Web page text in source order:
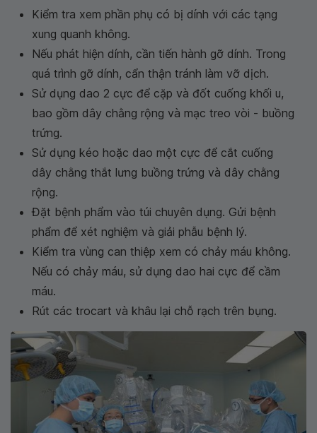
Kiểm tra xem phần phụ có bị dính với các tạng
xung quanh không.
Nếu phát hiện dính, cần tiến hành gỡ dính. Trong
quá trình gỡ dính, cẩn thận tránh làm vỡ dịch.
Sử dụng dao 2 cực để cặp và đốt cuống khối u,
bao gồm dây chằng rộng và mạc treo vòi - buồng
trứng.
Sử dụng kéo hoặc dao một cực để cắt cuống
dây chằng thắt lưng buồng trứng và dây chằng
rộng.
Đặt bệnh phẩm vào túi chuyên dụng. Gửi bệnh
phẩm để xét nghiệm và giải phẫu bệnh lý.
Kiểm tra vùng can thiệp xem có chảy máu không.
Nếu có chảy máu, sử dụng dao hai cực để cầm
máu.
Rút các trocart và khâu lại chỗ rạch trên bụng.